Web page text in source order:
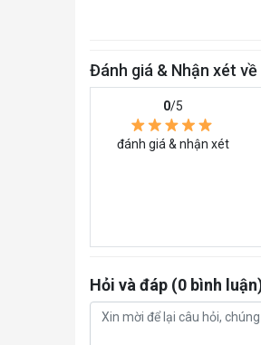
Đánh giá & Nhận xét về
0/5
đánh giá & nhận xét
Hỏi và đáp (0 bình